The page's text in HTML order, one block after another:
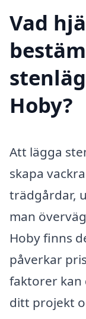
Vad
Hoby?
Att lägga
skapa
trädgårdar,
man
Hoby finns
påverkar
faktorer
ditt projekt